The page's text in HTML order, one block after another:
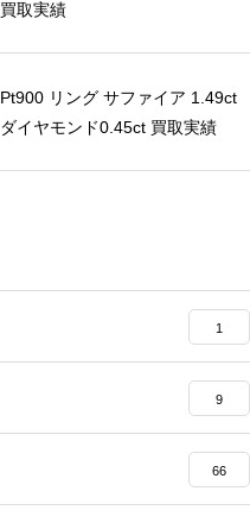
買取実績
Pt900 リング サファイア 1.49ct
ダイヤモンド0.45ct 買取実績
1
9
66